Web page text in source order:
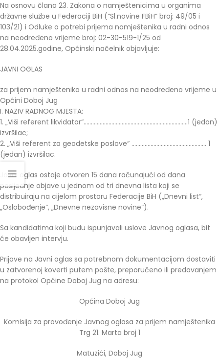
Na osnovu člana 23. Zakona o namještenicima u organima
državne službe u Federaciji BiH (“Sl.novine FBiH” broj: 49/05 i
103/21) i Odluke o potrebi prijema namještenika u radni odnos
na neodređeno vrijeme broj: 02-30-519-1/25 od
28.04.2025.godine, Općinski načelnik objavljuje:
JAVNI OGLAS
za prijem namještenika u radni odnos na neodređeno vrijeme u
Općini Doboj Jug
I. NAZIV RADNOG MJESTA:
1. „Viši referent likvidator“……………………………………………………………..1 (jedan)
izvršilac;
2. „Viši referent za geodetske poslove“ …………………………………………… 1
(jedan) izvršilac.
Javni oglas ostaje otvoren 15 dana računajući od dana
posljednje objave u jednom od tri dnevna lista koji se
distribuiraju na cijelom prostoru Federacije BiH („Dnevni list“,
„Oslobođenje“, „Dnevne nezavisne novine“).
Sa kandidatima koji budu ispunjavali uslove Javnog oglasa, bit
će obavljen intervju.
Prijave na Javni oglas sa potrebnom dokumentacijom dostaviti
u zatvorenoj koverti putem pošte, preporučeno ili predavanjem
na protokol Općine Doboj Jug na adresu:
Općina Doboj Jug
Komisija za provođenje Javnog oglasa za prijem namještenika
Trg 21. Marta broj 1
Matuzići, Doboj Jug